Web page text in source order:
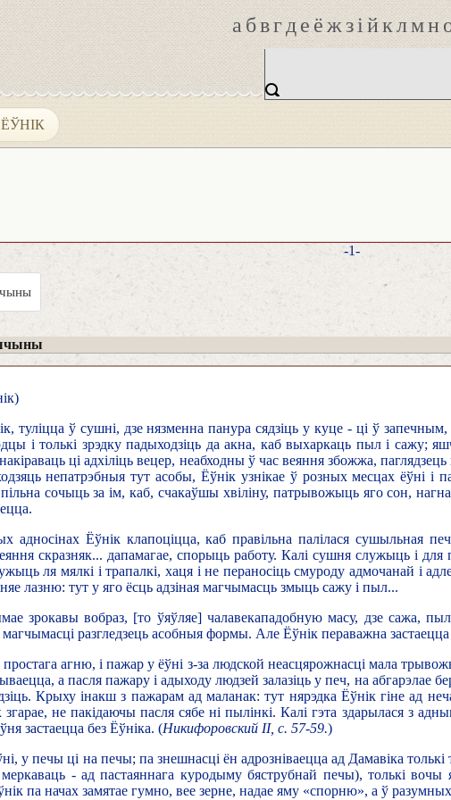
абвгдеёжзійклмн
ЁЎНІК
-1-
туліцца ў сушні, дзе нязменна панура сядзіць у куце - ці ў
і толькі зрэдку падыходзіць да акна, каб выхаркаць пыл і сажу;
ці адхіліць вецер, неабходны ў час веяння збожжа,
непатрэбныя тут асобы, Ёўнік узнікае ў розных месцах ёўні
сочыць за ім, каб, счакаўшы хвіліну, патрывожыць яго сон,
адносінах Ёўнік клапоціцца, каб правільна палілася сушыльная
скразняк... дапамагае, спорыць работу. Калі сушня служыць і для
ля мялкі і трапалкі, хаця і не пераносіць смуроду адмочанай і
лазню: тут у яго ёсць адзіная магчымасць змыць сажу і пыл...
зрокавы вобраз, [то ўяўляе] чалавекападобную масу, дзе сажа,
разгледзець асобныя формы. Але Ёўнік пераважна
агню, і пажар у ёўні з-за людской неасцярожнасці мала
а пасля пажару і адыходу людзей залазіць у печ, на абгарэлае
Крыху інакш з пажарам ад маланак: тут нярэдка Ёўнік гіне ад
не пакідаючы пасля сябе ні пылінкі. Калі гэта здарылася з
застаецца без Ёўніка. (Никифоровский II, с. 57-59.)
у печы ці на печы; па знешнасці ён адрозніваецца ад Дамавіка
- ад пастаяннага куродыму бяструбнай печы), толькі вочы
па начах замятае гумно, вее зерне, надае яму «спорню», а ў